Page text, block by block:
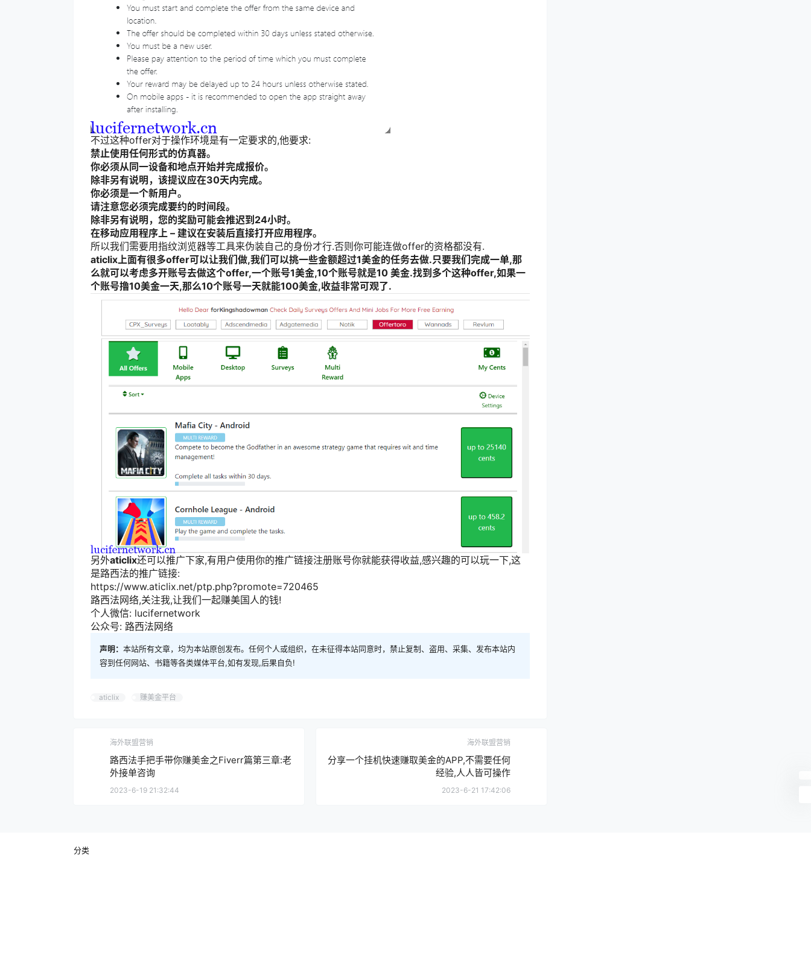
不过这种offer对于操作环境是有一定要求的,他要求:
禁止使用任何形式的仿真器。
你必须从同一设备和地点开始并完成报价。
除非另有说明，该提议应在30天内完成。
你必须是一个新用户。
请注意您必须完成要约的时间段。
除非另有说明，您的奖励可能会推迟到24小时。
在移动应用程序上 – 建议在安装后直接打开应用程序。
所以我们需要用指纹浏览器等工具来伪装自己的身份才行.否则你可能连做offer的资格都没有.
aticlix上面有很多offer可以让我们做,我们可以挑一些金额超过1美金的任务去做.只要我们完成一单,那
么就可以考虑多开账号去做这个offer,一个账号1美金,10个账号就是10 美金.找到多个这种offer,如果一
个账号撸10美金一天,那么10个账号一天就能100美金,收益非常可观了.
另外aticlix还可以推广下家,有用户使用你的推广链接注册账号你就能获得收益,感兴趣的可以玩一下,这
是路西法的推广链接:
https://www.aticlix.net/ptp.php?promote=720465
路西法网络,关注我,让我们一起赚美国人的钱!
个人微信: lucifernetwork
公众号: 路西法网络
声明： 本站所有文章，均为本站原创发布。任何个人或组织，在未征得本站同意时，禁止复制、盗用、采集、发布本站内
容到任何网站、书籍等各类媒体平台,如有发现,后果自负!
aticlix 赚美金平台
海外联盟营销
路西法手把手带你赚美金之Fiverr篇第三章:老
外接单咨询
2023-6-19 21:32:44
海外联盟营销
分享一个挂机快速赚取美金的APP,不需要任何
经验,人人皆可操作
2023-6-21 17:42:06
分类